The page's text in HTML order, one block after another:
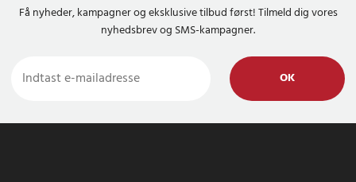
Få nyheder, kampagner og eksklusive tilbud først! Tilmeld dig vores
nyhedsbrev og SMS-kampagner.
OK